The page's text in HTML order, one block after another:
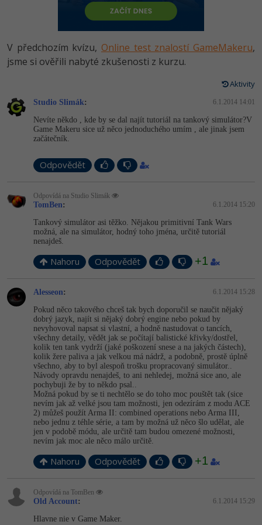
HTML5, CSS3, Bootstrap, SEO
SQL a databáze
UML a návrhové vzory
React
Spring
Best practices
JavaScript
HTML / CSS
UML a návrhové vzory
MySQL/MariaDB
SQLite
Vývojář mobilních aplikací
C# Game developer
Tester
Grafik / UX/UI návrhář
3D grafik
Projektový manažer
Databázový analytik
WordPress specialista
SEO specialista
-80%
-80%
PHP -80%
Swift -80%
C -80%
VB.NET
SQL
Návrh SW -80%
Umělá inteligence (AI) -10%
Pro děti
Více
Fórum
Kurzy e-commerce
Testování softwaru
Digitální gramotnost
Kurzy designu
Příběhy absolventů
Blog
V předchozím kvízu, Online test znalostí GameMakeru,
jsme si ověřili nabyté zkušenosti z kurzu.
Aktivity
Studio Slimák: 6.1.2014 14:01
Nevíte někdo , kde by se dal najít tutoriál na tankový simulátor?V
Game Makeru sice už něco jednoduchého umím , ale jinak jsem
začátečník.
Odpovědět
Odpovídá na Studio Slimák
TomBen: 6.1.2014 15:20
Tankový simulátor asi těžko. Nějakou primitivní Tank Wars
možná, ale na simulátor, hodný toho jména, určitě tutoriál
nenajdeš.
Nahoru Odpovědět +1
Alesseon: 6.1.2014 15:28
Pokud něco takového chceš tak bych doporučil se naučit nějaký
dobrý jazyk, najít si nějaký dobrý engine nebo pokud by
nevyhovoval napsat si vlastní, a hodně nastudovat o tancích,
všechny detaily, vědět jak se počítají balistické křivky/dostřel,
kolik ten tank vydrží (jaké poškození snese a na jakých částech),
kolik žere paliva a jak velkou má nádrž, a podobně, prostě úplně
všechno, aby to byl alespoň trošku propracovaný simulátor..
Návody opravdu nenajdeš, to ani nehledej, možná sice ano, ale
pochybuji že by to někdo psal..
Možná pokud by se ti nechtělo se do toho moc pouštět tak (sice
nevím jak až velké jsou tam možnosti, jen odezírám z modu ACE
2) můžeš použít Arma II: combined operations nebo Arma III,
nebo jednu z téhle série, a tam by možná už něco šlo udělat, ale
jen v podobě módu, ale určitě tam budou omezené možnosti,
nevím jak moc ale něco málo určitě.
Nahoru Odpovědět +1
Odpovídá na TomBen
Old Account: 6.1.2014 15:29
Hlavne nie v Game Maker.